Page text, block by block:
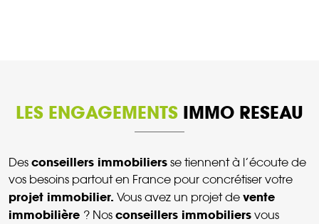
LES ENGAGEMENTS IMMO RESEAU
Des conseillers immobiliers se tiennent à l’écoute de
vos besoins partout en France pour concrétiser votre
projet immobilier. Vous avez un projet de vente
immobilière ? Nos conseillers immobiliers vous